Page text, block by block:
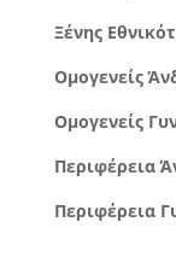
Ξένης
Ομογενείς
Ομογενείς
Περιφέρεια
Περιφέρεια